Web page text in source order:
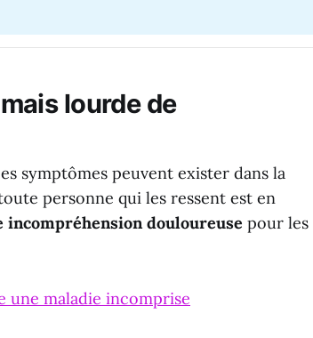
lourde de
symptômes peuvent exister dans la
personne qui les ressent est en
douloureuse pour les
une maladie incomprise